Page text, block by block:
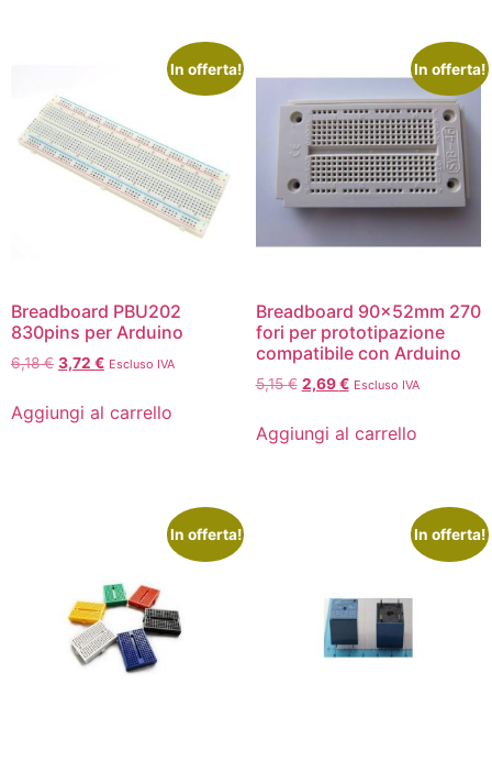
In offerta!
Breadboard PBU202
830pins per Arduino
6,18€ 3,72 € Escluso IVA
Aggiungi al carrello
In offerta!
Breadboard 90x52mm 270
fori per prototipazione
compatibile con Arduino
5,15€ 2,69€ Escluso IVA
Aggiungi al carrello
In offerta! In offerta!